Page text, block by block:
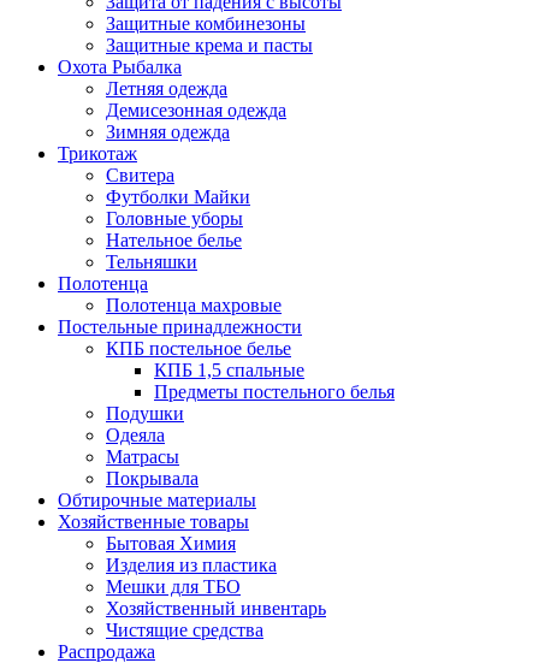
Защитные комбинезоны
Защитные крема и пасты
Охота Рыбалка
Летняя одежда
Демисезонная одежда
Зимняя одежда
Трикотаж
Свитера
Футболки Майки
Головные уборы
Нательное белье
Тельняшки
Полотенца
Полотенца махровые
Постельные принадлежности
КПБ постельное белье
КПБ 1,5 спальные
Предметы постельного белья
Подушки
Одеяла
Матрасы
Покрывала
Обтирочные материалы
Хозяйственные товары
Бытовая Химия
Изделия из пластика
Мешки для ТБО
Хозяйственный инвентарь
Чистящие средства
Распродажа